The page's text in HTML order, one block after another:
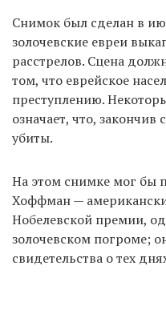
Снимок был сделан в
золочевские евреи
расстрелов. Сцена
том, что еврейское
преступлению.
означает, что,
убиты.
На этом снимке мог бы
Хоффман —
Нобелевской премии,
золочевском погроме;
свидетельства о тех